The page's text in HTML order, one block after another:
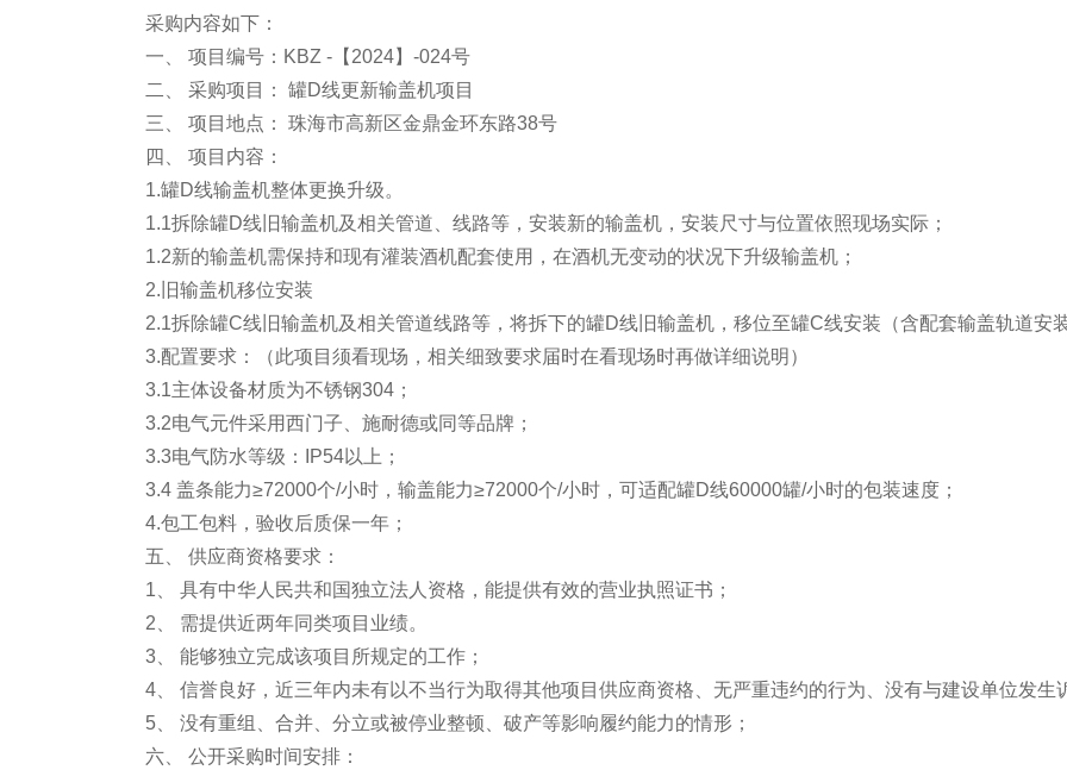
采购内容如下：
一、 项目编号：KBZ -【2024】-024号
二、 采购项目： 罐D线更新输盖机项目
三、 项目地点： 珠海市高新区金鼎金环东路38号
四、 项目内容：
1.罐D线输盖机整体更换升级。
1.1拆除罐D线旧输盖机及相关管道、线路等，安装新的输盖机，安装尺寸与位置依照现场实际；
1.2新的输盖机需保持和现有灌装酒机配套使用，在酒机无变动的状况下升级输盖机；
2.旧输盖机移位安装
2.1拆除罐C线旧输盖机及相关管道线路等，将拆下的罐D线旧输盖机，移位至罐C线安装（含配套输盖轨道安
3.配置要求：（此项目须看现场，相关细致要求届时在看现场时再做详细说明）
3.1主体设备材质为不锈钢304；
3.2电气元件采用西门子、施耐德或同等品牌；
3.3电气防水等级：IP54以上；
3.4 盖条能力≥72000个/小时，输盖能力≥72000个/小时，可适配罐D线60000罐/小时的包装速度；
4.包工包料，验收后质保一年；
五、 供应商资格要求：
1、 具有中华人民共和国独立法人资格，能提供有效的营业执照证书；
2、 需提供近两年同类项目业绩。
3、 能够独立完成该项目所规定的工作；
4、 信誉良好，近三年内未有以不当行为取得其他项目供应商资格、无严重违约的行为、没有与建设单位发生
5、 没有重组、合并、分立或被停业整顿、破产等影响履约能力的情形；
六、 公开采购时间安排：